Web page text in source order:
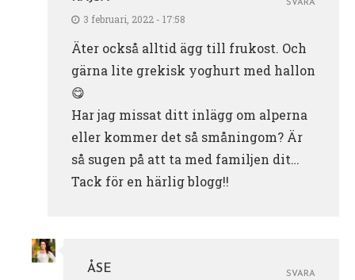
3 februari, 2022 - 17:58
Äter också alltid ägg till frukost. Och
gärna lite grekisk yoghurt med hallon
😋
Har jag missat ditt inlägg om alperna
eller kommer det så småningom? Är
så sugen på att ta med familjen dit…
Tack för en härlig blogg!!
SVARA
ÅSE
SVARA